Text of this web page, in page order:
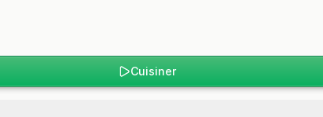
Cuisiner